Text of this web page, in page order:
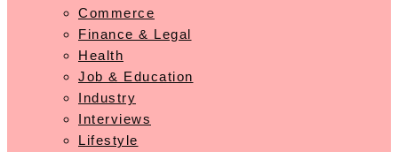
Commerce
Finance & Legal
Health
Job & Education
Industry
Interviews
Lifestyle